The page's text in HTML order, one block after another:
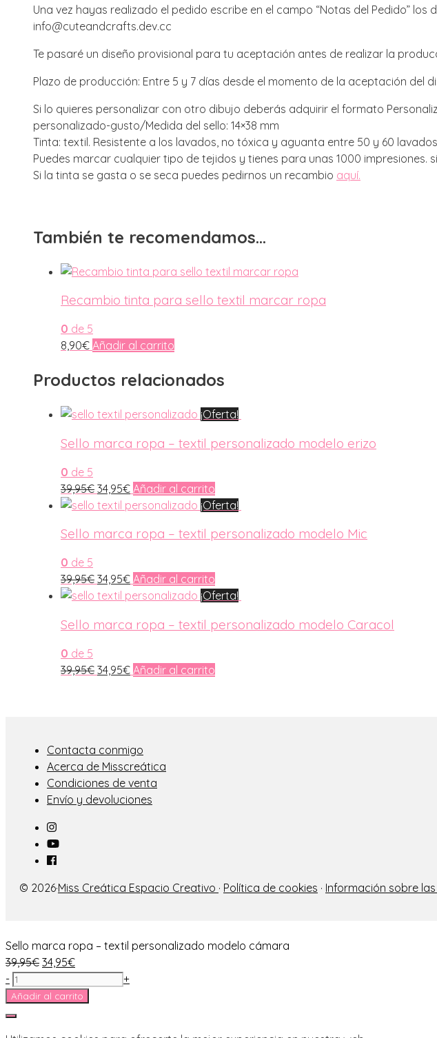
Una vez hayas realizado el pedido escribe en el campo “Notas del Pedido”
info@cuteandcrafts.dev.cc
Te pasaré un diseño provisional para tu aceptación antes de realizar la
Plazo de producción: Entre 5 y 7 días desde el momento de la aceptación del
Si lo quieres personalizar con otro dibujo deberás adquirir el formato
personalizado-gusto/Medida del sello: 14×38 mm
Tinta: textil. Resistente a los lavados, no tóxica y aguanta entre 50 y 60
Puedes marcar cualquier tipo de tejidos y tienes para unas 1000
Si la tinta se gasta o se seca puedes pedirnos un recambio aquí.
También te recomendamos…
Recambio tinta para sello textil marcar ropa
0 de 5
8,90€ Añadir al carrito
Productos relacionados
¡Oferta!
Sello marca ropa – textil personalizado modelo erizo
0 de 5
39,95€ El
precio
era:
34,95€El
precio
es:
Añadir al carrito
¡Oferta!
Sello marca ropa – textil personalizado modelo Mic
0 de 5
39,95€ El
precio
era:
34,95€El
precio
es:
Añadir al carrito
¡Oferta!
Sello marca ropa – textil personalizado modelo Caracol
0 de 5
39,95€ El
34,95€ElAñadir al carrito
Contacta conmigo
Acerca de Misscreática
Condiciones de venta
Envío y devoluciones
© 2026·Miss Creática Espacio Creativo · Política de cookies · Información sobre
Sello marca ropa – textil personalizado modelo cámara
39,95€ El
precio
original
34,95€El
precio
actual
- Sello
marca
ropa
+
Añadir al carrito
Cerrar